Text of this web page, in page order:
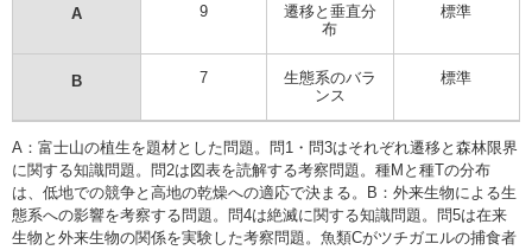
A 9
遷移と垂直分
布
標準
B 7
生態系のバラ
ンス
標準
A：富士山の植生を題材とした問題。問1・問3はそれぞれ遷移と森林限界
に関する知識問題。問2は図表を読解する考察問題。種Mと種Tの分布
は、低地での競争と高地の乾燥への適応で決まる。B：外来生物による生
態系への影響を考察する問題。問4は絶滅に関する知識問題。問5は在来
生物と外来生物の関係を実験した考察問題。魚類Cがツチガエルの捕食者